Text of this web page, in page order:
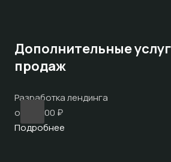
Дополнительные
продаж
Разработка лендинга
от 40.000 ₽
Подробнее